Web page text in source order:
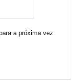
a próxima vez